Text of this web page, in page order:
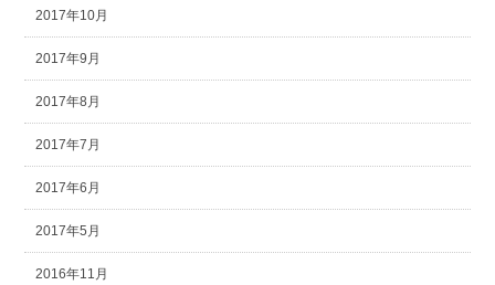
2017年10月
2017年9月
2017年8月
2017年7月
2017年6月
2017年5月
2016年11月